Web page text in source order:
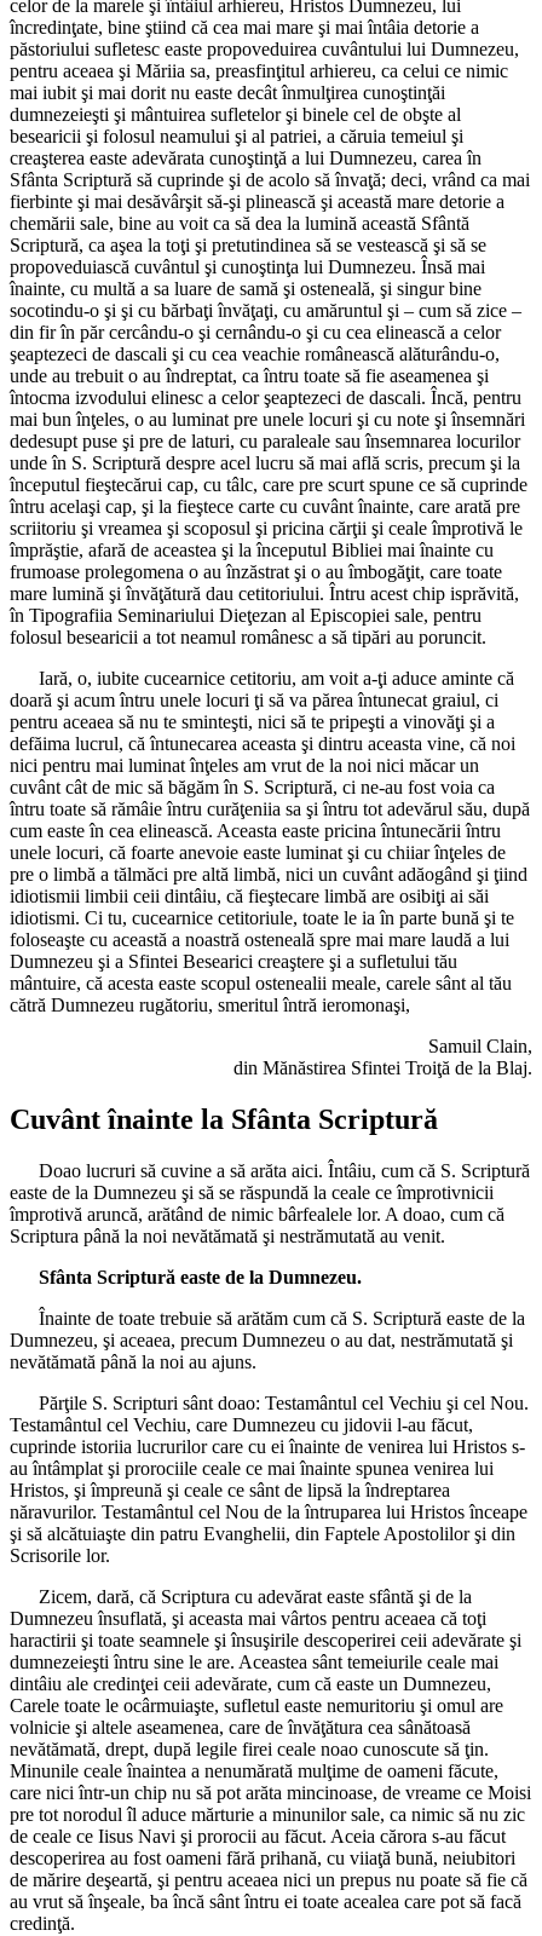
celor de la marele şi întâiul arhiereu, Hristos Dumnezeu, lui
încredinţate, bine ştiind că cea mai mare şi mai întâia detorie a
păstoriului sufletesc easte propoveduirea cuvântului lui Dumnezeu,
pentru aceaea şi Măriia sa, preasfinţitul arhiereu, ca celui ce nimic
mai iubit şi mai dorit nu easte decât înmulţirea cunoştinţăi
dumnezeieşti şi mântuirea sufletelor şi binele cel de obşte al
besearicii şi folosul neamului şi al patriei, a căruia temeiul şi
creaşterea easte adevărata cunoştinţă a lui Dumnezeu, carea în
Sfânta Scriptură să cuprinde şi de acolo să învaţă; deci, vrând ca mai
fierbinte şi mai desăvârşit să-şi plinească şi această mare detorie a
chemării sale, bine au voit ca să dea la lumină această Sfântă
Scriptură, ca aşea la toţi şi pretutindinea să se vestească şi să se
propoveduiască cuvântul şi cunoştinţa lui Dumnezeu. Însă mai
înainte, cu multă a sa luare de samă şi osteneală, şi singur bine
socotindu-o şi şi cu bărbaţi învăţaţi, cu amăruntul şi – cum să zice –
din fir în păr cercându-o şi cernându-o şi cu cea elinească a celor
şeaptezeci de dascali şi cu cea veachie românească alăturându-o,
unde au trebuit o au îndreptat, ca întru toate să fie aseamenea şi
întocma izvodului elinesc a celor şeaptezeci de dascali. Încă, pentru
mai bun înţeles, o au luminat pre unele locuri şi cu note şi însemnări
dedesupt puse şi pre de laturi, cu paraleale sau însemnarea locurilor
unde în S. Scriptură despre acel lucru să mai află scris, precum şi la
începutul fieştecărui cap, cu tâlc, care pre scurt spune ce să cuprinde
întru acelaşi cap, şi la fieştece carte cu cuvânt înainte, care arată pre
scriitoriu şi vreamea şi scoposul şi pricina cărţii şi ceale împrotivă le
împrăştie, afară de aceastea şi la începutul Bibliei mai înainte cu
frumoase prolegomena o au înzăstrat şi o au îmbogăţit, care toate
mare lumină şi învăţătură dau cetitoriului. Întru acest chip isprăvită,
în Tipografiia Seminariului Dieţezan al Episcopiei sale, pentru
folosul besearicii a tot neamul românesc a să tipări au poruncit.
Iară, o, iubite cucearnice cetitoriu, am voit a-ţi aduce aminte că
doară şi acum întru unele locuri ţi să va părea întunecat graiul, ci
pentru aceaea să nu te sminteşti, nici să te pripeşti a vinovăţi şi a
defăima lucrul, că întunecarea aceasta şi dintru aceasta vine, că noi
nici pentru mai luminat înţeles am vrut de la noi nici măcar un
cuvânt cât de mic să băgăm în S. Scriptură, ci ne-au fost voia ca
întru toate să rămâie întru curăţeniia sa şi întru tot adevărul său, după
cum easte în cea elinească. Aceasta easte pricina întunecării întru
unele locuri, că foarte anevoie easte luminat şi cu chiiar înţeles de
pre o limbă a tălmăci pre altă limbă, nici un cuvânt adăogând şi ţiind
idiotismii limbii ceii dintâiu, că fieştecare limbă are osibiţi ai săi
idiotismi. Ci tu, cucearnice cetitoriule, toate le ia în parte bună şi te
foloseaşte cu această a noastră osteneală spre mai mare laudă a lui
Dumnezeu şi a Sfintei Besearici creaştere şi a sufletului tău
mântuire, că acesta easte scopul ostenealii meale, carele sânt al tău
cătră Dumnezeu rugătoriu, smeritul întră ieromonaşi,
Samuil Clain,
din Mănăstirea Sfintei Troiţă de la Blaj.
Cuvânt înainte la Sfânta Scriptură
Doao lucruri să cuvine a să arăta aici. Întâiu, cum că S. Scriptură
easte de la Dumnezeu şi să se răspundă la ceale ce împrotivnicii
împrotivă aruncă, arătând de nimic bârfealele lor. A doao, cum că
Scriptura până la noi nevătămată şi nestrămutată au venit.
Sfânta Scriptură easte de la Dumnezeu.
Înainte de toate trebuie să arătăm cum că S. Scriptură easte de la
Dumnezeu, şi aceaea, precum Dumnezeu o au dat, nestrămutată şi
nevătămată până la noi au ajuns.
Părţile S. Scripturi sânt doao: Testamântul cel Vechiu şi cel Nou.
Testamântul cel Vechiu, care Dumnezeu cu jidovii l-au făcut,
cuprinde istoriia lucrurilor care cu ei înainte de venirea lui Hristos s-
au întâmplat şi prorociile ceale ce mai înainte spunea venirea lui
Hristos, şi împreună şi ceale ce sânt de lipsă la îndreptarea
năravurilor. Testamântul cel Nou de la întruparea lui Hristos înceape
şi să alcătuiaşte din patru Evanghelii, din Faptele Apostolilor şi din
Scrisorile lor.
Zicem, dară, că Scriptura cu adevărat easte sfântă şi de la
Dumnezeu însuflată, şi aceasta mai vârtos pentru aceaea că toţi
haractirii şi toate seamnele şi însuşirile descoperirei ceii adevărate şi
dumnezeieşti întru sine le are. Aceastea sânt temeiurile ceale mai
dintâiu ale credinţei ceii adevărate, cum că easte un Dumnezeu,
Carele toate le ocârmuiaşte, sufletul easte nemuritoriu şi omul are
volnicie şi altele aseamenea, care de învăţătura cea sânătoasă
nevătămată, drept, după legile firei ceale noao cunoscute să ţin.
Minunile ceale înaintea a nenumărată mulţime de oameni făcute,
care nici într-un chip nu să pot arăta mincinoase, de vreame ce Moisi
pre tot norodul îl aduce mărturie a minunilor sale, ca nimic să nu zic
de ceale ce Iisus Navi şi prorocii au făcut. Aceia cărora s-au făcut
descoperirea au fost oameni fără prihană, cu viiaţă bună, neiubitori
de mărire deşeartă, şi pentru aceaea nici un prepus nu poate să fie că
au vrut să înşeale, ba încă sânt întru ei toate acealea care pot să facă
credinţă.